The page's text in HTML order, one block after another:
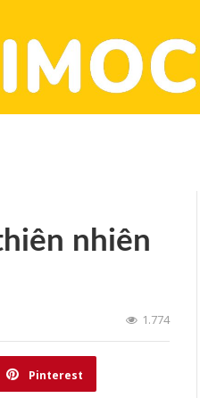
nhiên
1.774
Pinterest